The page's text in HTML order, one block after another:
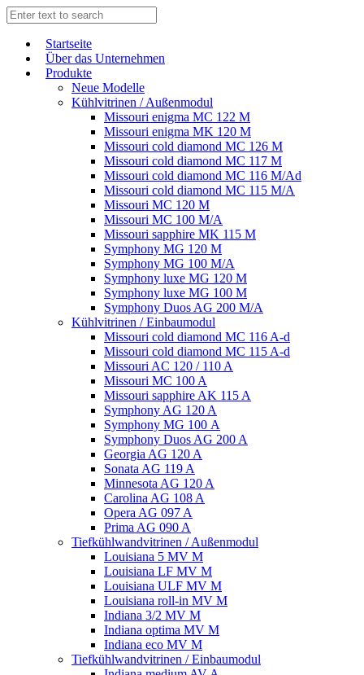
Start­sei­te
Über das Unternehmen
Produkte
Neue Modelle
Kühlvitrinen / Außenmodul
Missouri enigma MC 122 M
Missouri enigma MK 120 M
Missouri cold diamond MC 126 M
Missouri cold diamond MC 117 M
Missouri cold diamond MC 116 M/Ad
Missouri cold diamond MC 115 M/A
Missouri MC 120 M
Missouri MC 100 M/A
Missouri sapphire MK 115 M
Symphony MG 120 M
Symphony MG 100 M/А
Symphony luxe MG 120 M
Symphony luxe MG 100 M
Symphony Duos AG 200 M/A
Kühlvitrinen / Einbaumodul
Missouri cold diamond MC 116 A-d
Missouri cold diamond MC 115 A-d
Missouri AC 120 / 110 A
Missouri MC 100 A
Missouri sapphire AK 115 A
Symphony AG 120 A
Symphony MG 100 А
Symphony Duos AG 200 A
Georgia AG 120 A
Sonata AG 119 A
Minnesota AG 120 A
Carolina AG 108 A
Opera AG 097 A
Prima AG 090 A
Tiefkühlwandvitrinen / Außenmodul
Louisiana 5 MV M
Louisiana LF MV M
Louisiana ULF MV M
Louisiana roll-in MV M
Indiana 3/2 MV M
Indiana optima MV M
Indiana eco MV M
Tiefkühlwandvitrinen / Einbaumodul